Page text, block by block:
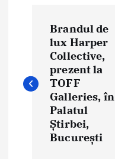
i
Brandul de
lux Harper
Collective,
prezent la
TOFF
Galleries, în
Palatul
Știrbei,
București